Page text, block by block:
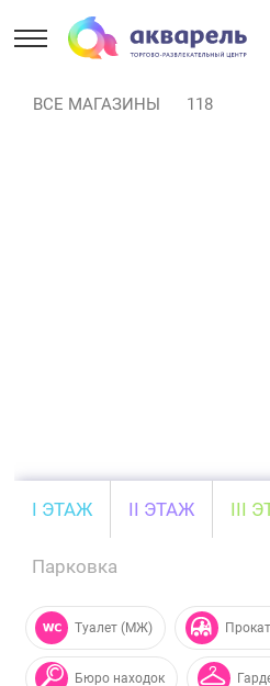
ВСЕ МАГАЗИНЫ 118
I ЭТАЖ II ЭТАЖ III
Парковка
Туалет (МЖ)
Бюро находок